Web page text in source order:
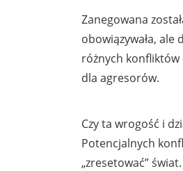
Zanegowana
obowiązywała, ale
różnych konfliktów
dla agresorów.
Czy ta wrogość i
Potencjalnych
„zresetować” świat.